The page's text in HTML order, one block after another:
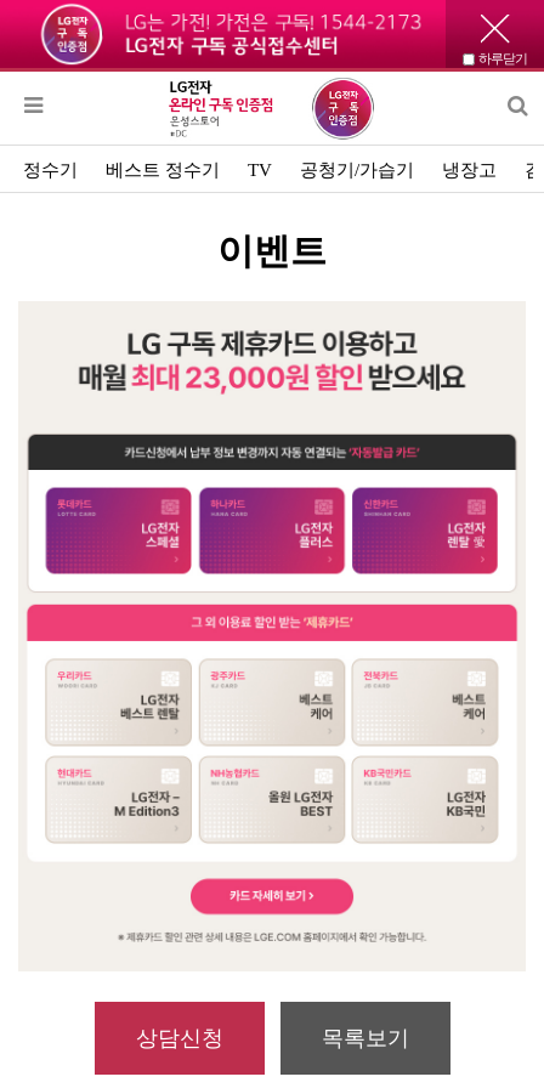
하루닫기
정수기 베스트 정수기 TV 공청기/가습기 냉장고
이벤트
상담신청 목록보기